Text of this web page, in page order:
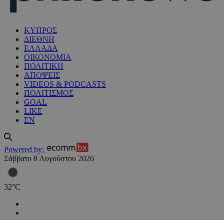
ΚΥΠΡΟΣ
ΔΙΕΘΝΗ
ΕΛΛΑΔΑ
ΟΙΚΟΝΟΜΙΑ
ΠΟΛΙΤΙΚΗ
ΑΠΟΨΕΙΣ
VIDEOS & PODCASTS
ΠΟΛΙΤΙΣΜΟΣ
GOAL
LIKE
EN
Powered by:
Σάββατο 8 Αυγούστου 2026
32°C